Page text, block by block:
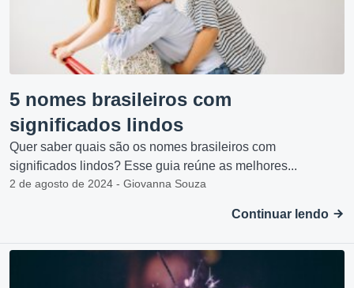
5 nomes brasileiros com
significados lindos
Quer saber quais são os nomes brasileiros com
significados lindos? Esse guia reúne as melhores...
2 de agosto de 2024 - Giovanna Souza
Continuar lendo